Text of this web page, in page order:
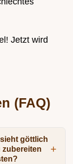
Jetzt wird
(FAQ)
göttlich